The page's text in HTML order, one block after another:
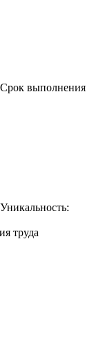
Срок выполнения
Уникальность:
труда